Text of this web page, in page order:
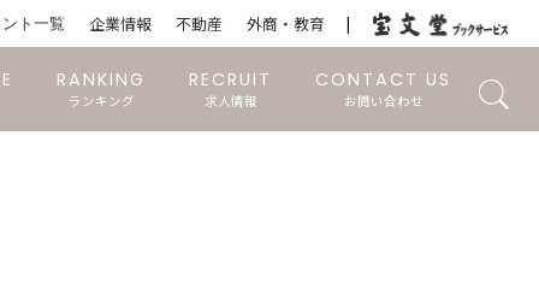
ト一覧 企業情報 不動産 外商・教育
RANKING
ランキング
RECRUIT
求人情報
CONTACT US
お問い合わせ